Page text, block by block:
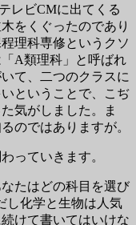
レビCMに出てくる
をくぐったのであり
理科専修というクソ
A類理科」と呼ばれ
て、二つのクラスに
ということで、こぢ
気がしました。ま
のではありますが。
っていきます。
たはどの科目を選び
し化学と生物は人気
けて書いてはいけな